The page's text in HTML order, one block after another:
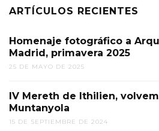
ARTÍCULOS RECIENTES
Homenaje fotográfico a
Madrid, primavera 2025
25 DE MAYO DE 2025
IV Mereth de Ithilien,
Muntanyola
15 DE SEPTIEMBRE DE 2024